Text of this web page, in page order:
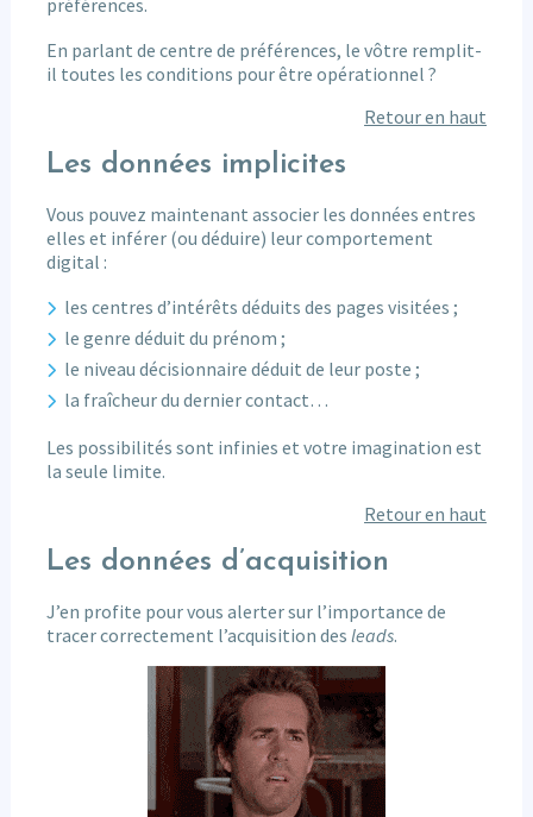
En parlant de centre de préférences, le vôtre remplit-
il toutes les conditions pour être opérationnel ?
Retour en haut
Les données implicites
Vous pouvez maintenant associer les données entres
elles et inférer (ou déduire) leur comportement
digital :
les centres d’intérêts déduits des pages visitées ;
le genre déduit du prénom ;
le niveau décisionnaire déduit de leur poste ;
la fraîcheur du dernier contact…
Les possibilités sont infinies et votre imagination est
la seule limite.
Retour en haut
Les données d’acquisition
J’en profite pour vous alerter sur l’importance de
tracer correctement l’acquisition des leads.